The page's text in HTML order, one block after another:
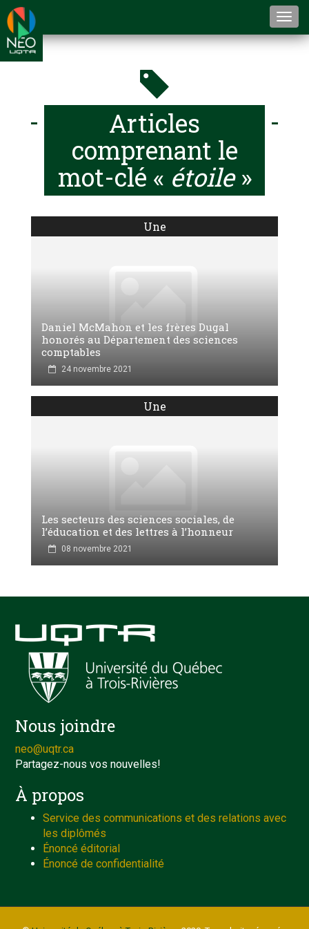
Articles
comprenant le
mot-clé « étoile»
Une
Daniel McMahon et les frères Dugal
honorés au Département des sciences
comptables
24 novembre 2021
Une
Les secteurs des sciences sociales, de
l’éducation et des lettres à l’honneur
08 novembre 2021
Nous joindre
neo@uqtr.ca
Partagez-nous vos nouvelles!
À propos
Service des communications et des relations avec
les diplômés
Énoncé éditorial
Énoncé de confidentialité